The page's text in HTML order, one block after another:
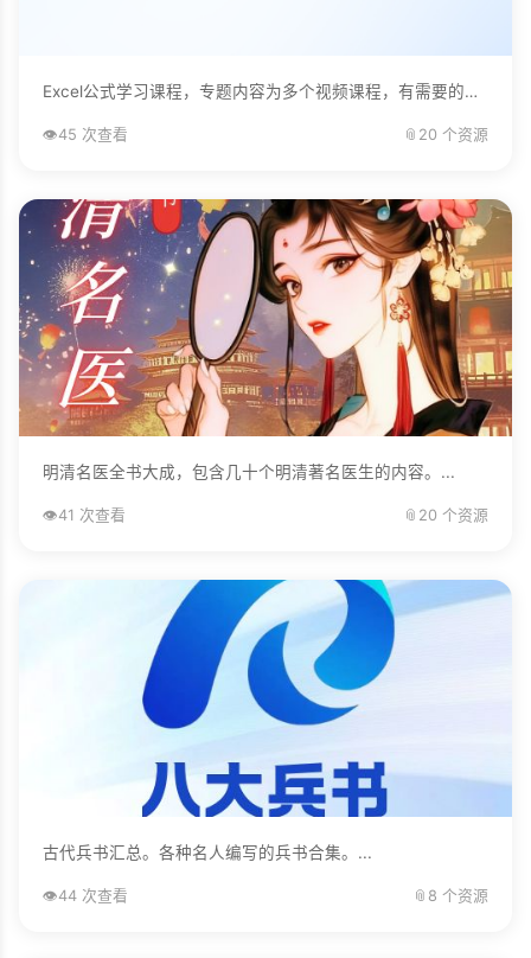
Excel公式学习课程，专题内容为多个视频课程，有需要的自己下载学习。...
👁️45 次查看 📎 20 个资源
明清名医全书大成，包含几十个明清著名医生的内容。...
👁️41 次查看 📎 20 个资源
古代兵书汇总。各种名人编写的兵书合集。...
👁️44 次查看 📎 8 个资源